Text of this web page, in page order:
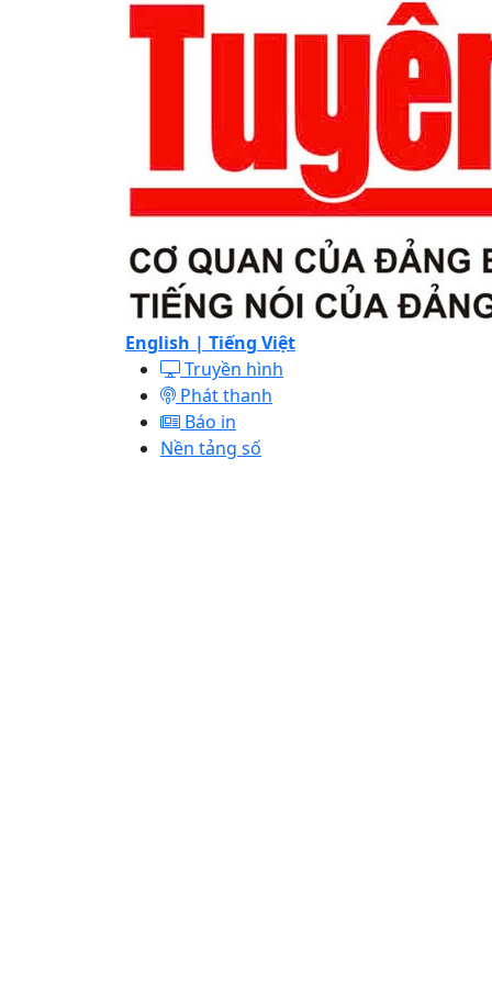
English | Tiếng Việt
Truyền hình
Phát thanh
Báo in
Nền tảng số